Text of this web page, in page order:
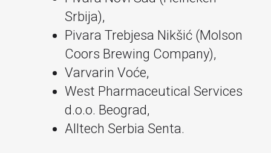
Srbija),
Pivara Trebjesa Nikšić (Molson
Coors Brewing Company),
Varvarin Voće,
West Pharmaceutical Services
d.o.o. Beograd,
Alltech Serbia Senta.